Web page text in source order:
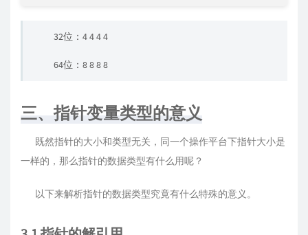
32位：4 4 4 4
64位：8 8 8 8
三、指针变量类型的意义
既然指针的大小和类型无关，同一个操作平台下指针大小是
一样的，那么指针的数据类型有什么用呢？
以下来解析指针的数据类型究竟有什么特殊的意义。